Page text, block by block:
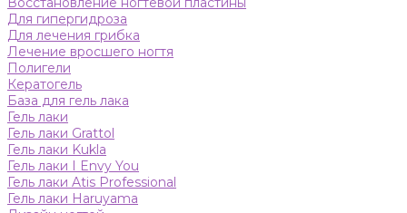
Для гипергидроза
Для лечения грибка
Лечение вросшего ногтя
Полигели
Кератогель
База для гель лака
Гель лаки
Гель лаки Grattol
Гель лаки Kukla
Гель лаки I Envy You
Гель лаки Atis Professional
Гель лаки Haruyama